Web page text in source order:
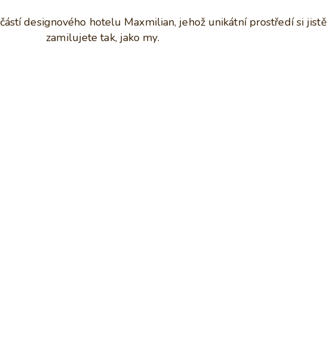
designového hotelu Maxmilian, jehož unikátní prostředí si jistě
zamilujete tak, jako my.